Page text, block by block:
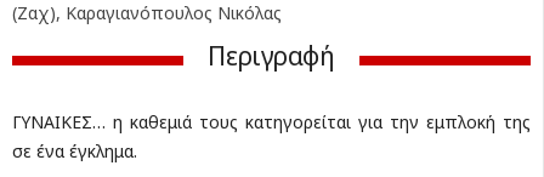
(Ζαχ), Καραγιανόπουλος Νικόλας
Περιγραφή
ΓΥΝΑΙΚΕΣ… η καθεμιά τους κατηγορείται για την εμπλοκή της
σε ένα έγκλημα.